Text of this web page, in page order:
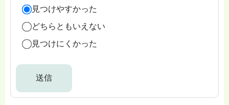
見つけやすかった
どちらともいえない
見つけにくかった